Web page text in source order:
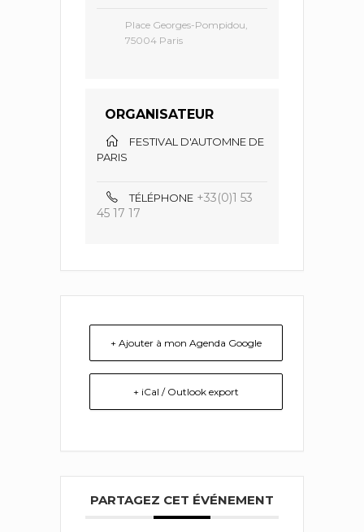
Place Georges-Pompidou,
75004 Paris
ORGANISATEUR
FESTIVAL D'AUTOMNE DE
PARIS
TÉLÉPHONE +33(0)1 53
45 17 17
+ Ajouter à mon Agenda Google
+ iCal / Outlook export
PARTAGEZ CET ÉVÉNEMENT